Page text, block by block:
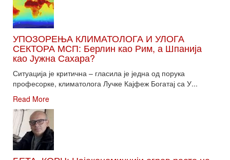
УПОЗОРЕЊА КЛИМАТОЛОГА И УЛОГА
СЕКТОРА МСП: Берлин као Рим, а Шпанија
као Јужна Сахара?
Ситуација је критична – гласила је једна од порука
професорке, климатолога Лучке Кајфеж Богатај са У...
Read More